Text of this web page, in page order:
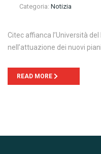
Categoria: Notizia
Citec affianca l’Università
nell’attuazione dei nuovi
READ MORE